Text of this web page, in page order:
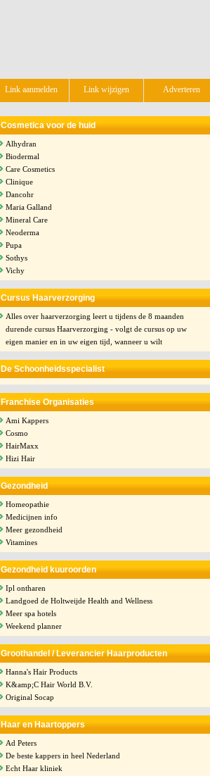
Link aanmelden Link wijzigen Adverteren
Cosmetica voor de huid
Alhydran
Biodermal
Care Cosmetics
Clinique
Dancohr
Maria Galland
Mineral Care
Neoderma
Pupa
Sothys
Vichy
Cursus Haarverzorging
Alles over haarverzorging leert u tijdens de 8 maanden
durende cursus Haarverzorging - volgt de cursus op uw
eigen manier en in uw eigen tijd, wanneer u wilt
De Schoonheidsspecialist
Franchise Organisaties
Ami Kappers
Cosmo
HairMaxx
Hizi Hair
Gezondheid
Homeopathie
Medicijnen info
Meer gezondheid
Vitamines
Gezondheid kuuroorden
Ipl ontharen
Landgoed de Holtweijde Health and Wellness
Meer spa hotels
Weekend planner
Groothandel / Leverancier Haarproducten
Hanna's Hair Products
K&amp;C Hair World B.V.
Original Socap
Haar en Haartoppers
Ad Peters
De beste kappers in heel Nederland
Echt Haar kliniek